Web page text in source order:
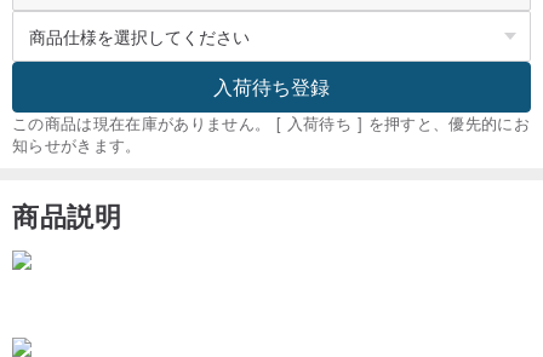
入荷待ち登録
この商品は現在在庫がありません。 [ 入荷待ち ] を押すと、優先的にお
知らせがきます。
商品説明